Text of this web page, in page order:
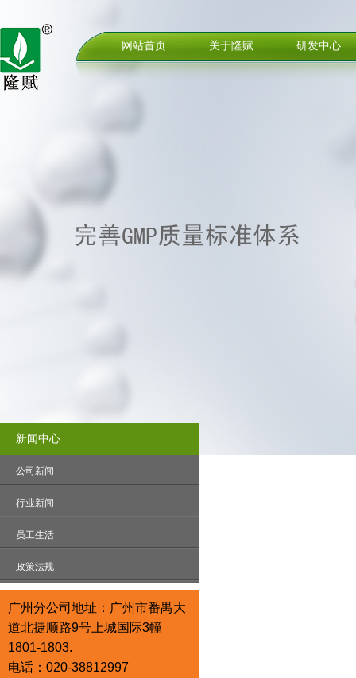
网站首页 关于隆赋 研发中心
新闻中心
公司新闻
行业新闻
员工生活
政策法规
广州分公司地址：广州市番禺大
道北捷顺路9号上城国际3幢
1801-1803.
电话：020-38812997